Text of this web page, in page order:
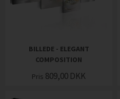
BILLEDE - ELEGANT
COMPOSITION
Pris 809,00 DKK